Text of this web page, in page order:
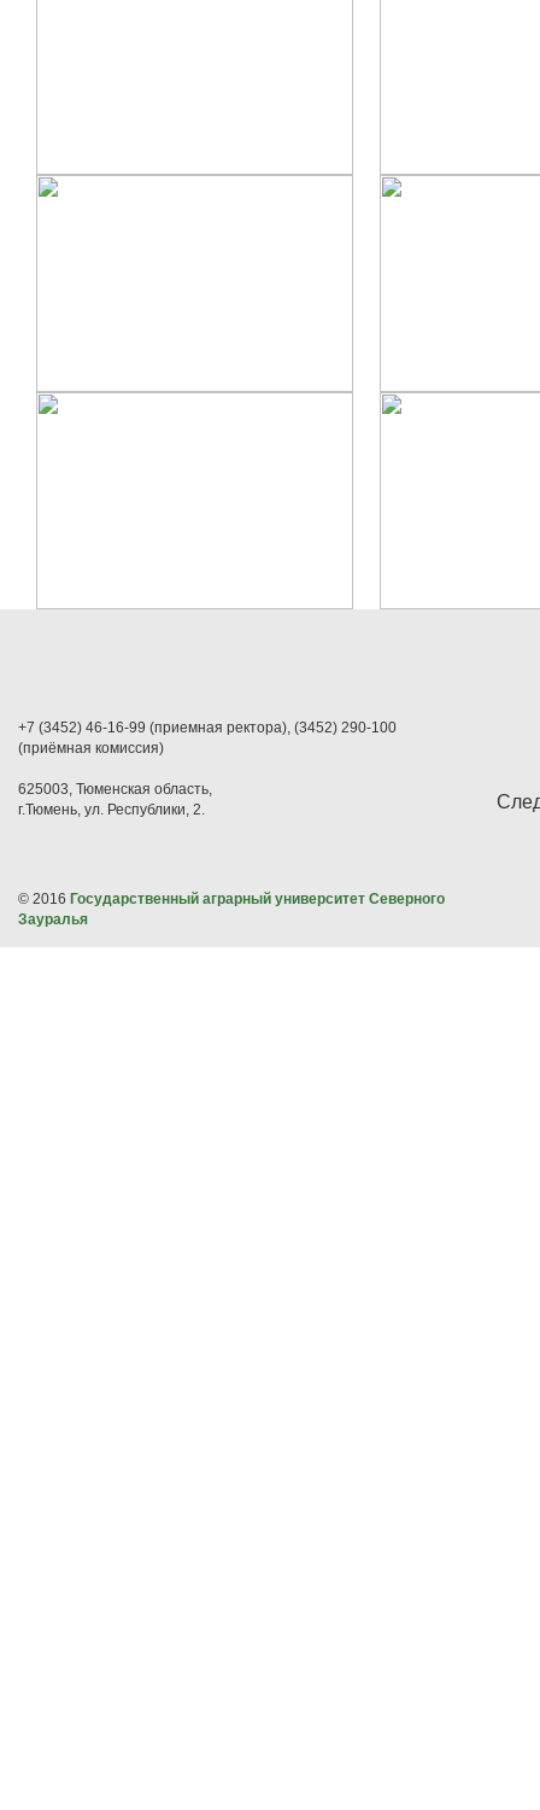
+7 (3452) 46-16-99 (приемная ректора), (3452) 290-100
(приёмная комиссия)
625003, Тюменская область,
г.Тюмень, ул. Республики, 2.
© 2016 Государственный аграрный университет Северного
Зауралья